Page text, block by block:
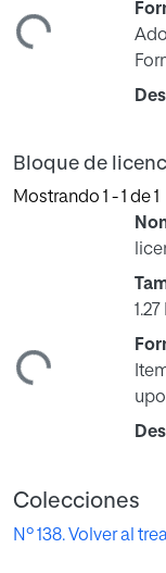
Bloque de
Mostrando 1 - 1 de 1
1.27
Colecciones
Nº 138. Volver al